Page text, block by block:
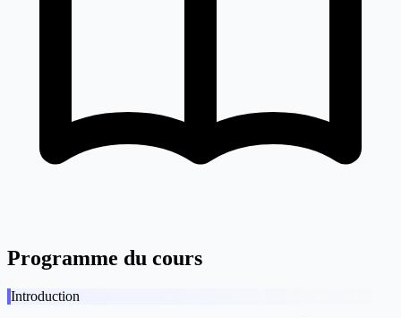
Programme du cours
Introduction